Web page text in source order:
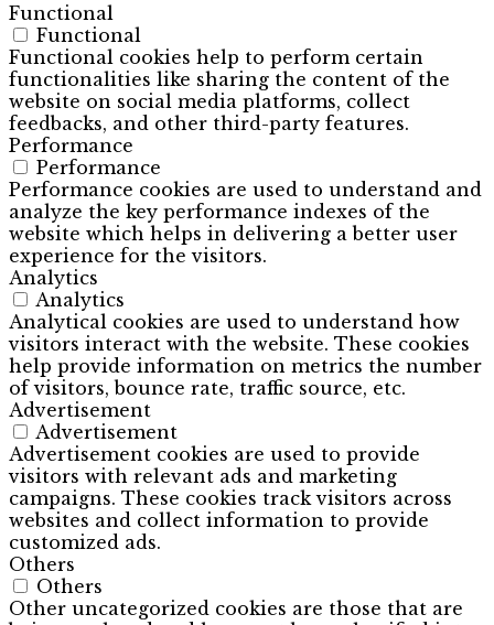
Functional
Functional
Functional cookies help to perform certain
functionalities like sharing the content of the
website on social media platforms, collect
feedbacks, and other third-party features.
Performance
Performance
Performance cookies are used to understand and
analyze the key performance indexes of the
website which helps in delivering a better user
experience for the visitors.
Analytics
Analytics
Analytical cookies are used to understand how
visitors interact with the website. These cookies
help provide information on metrics the number
of visitors, bounce rate, traffic source, etc.
Advertisement
Advertisement
Advertisement cookies are used to provide
visitors with relevant ads and marketing
campaigns. These cookies track visitors across
websites and collect information to provide
customized ads.
Others
Others
Other uncategorized cookies are those that are